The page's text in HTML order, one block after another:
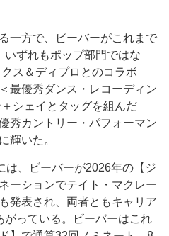
一方で、ビーバーがこれまで
ずれもポップ部門ではな
ス＆ディプロとのコラボ
最優秀ダンス・レコーディン
シェイとタッグを組んだ
秀カントリー・パフォーマン
輝いた。
、ビーバーが2026年の【ジ
ーションでテイト・マクレー
発表され、両者ともキャリア
っている。ビーバーはこれ